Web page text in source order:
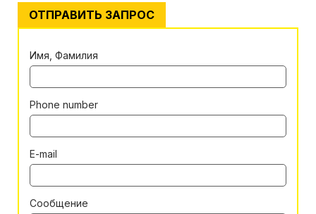
ОТПРАВИТЬ ЗАПРОС
Имя, Фамилия
Phone number
E-mail
Сообщение